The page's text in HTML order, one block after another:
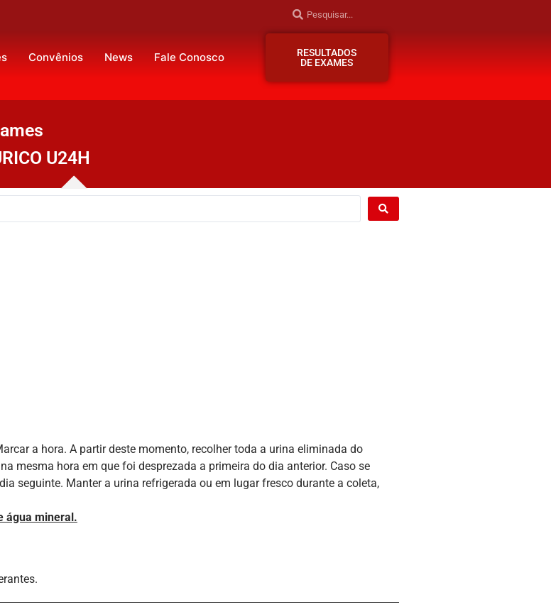
Convênios News Fale Conosco
RESULTADOS
DE EXAMES
U24H
a hora. A partir deste momento, recolher toda a urina eliminada do
mesma hora em que foi desprezada a primeira do dia anterior. Caso se
seguinte. Manter a urina refrigerada ou em lugar fresco durante a coleta,
água mineral.